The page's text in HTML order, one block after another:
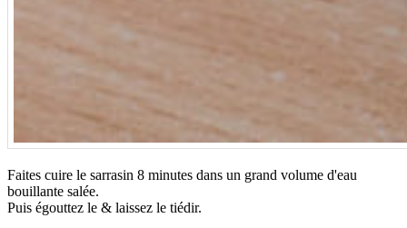
Faites cuire le sarrasin 8 minutes dans un grand volume d'eau
bouillante salée.
Puis égouttez le & laissez le tiédir.